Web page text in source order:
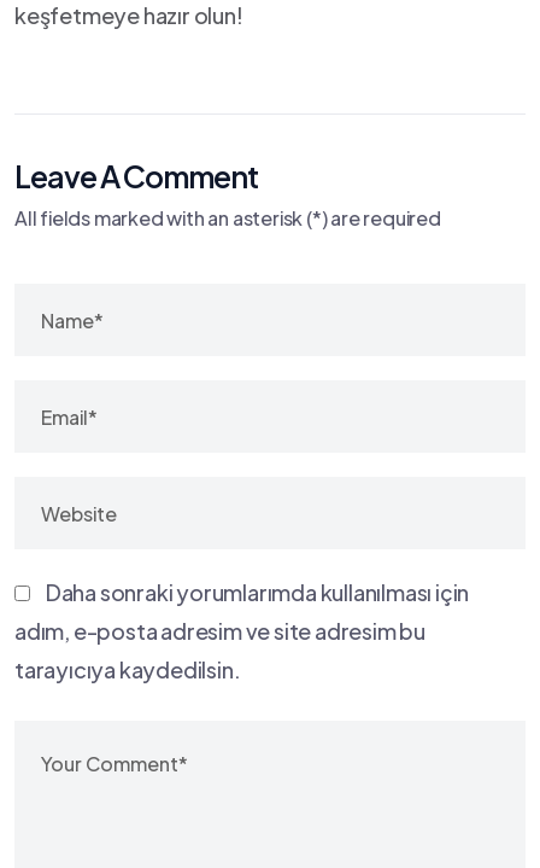
keşfetmeye hazır olun!
Leave A Comment
All fields marked with an asterisk (*) are required
Daha sonraki yorumlarımda kullanılması için
adım, e-posta adresim ve site adresim bu
tarayıcıya kaydedilsin.